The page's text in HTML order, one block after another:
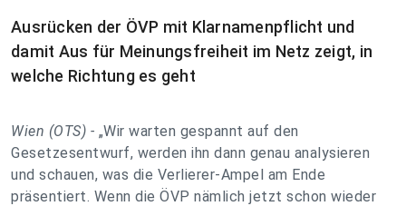
Ausrücken der ÖVP mit Klarnamenpflicht und
damit Aus für Meinungsfreiheit im Netz zeigt, in
welche Richtung es geht
Wien (OTS) - „Wir warten gespannt auf den
Gesetzesentwurf, werden ihn dann genau analysieren
und schauen, was die Verlierer-Ampel am Ende
präsentiert. Wenn die ÖVP nämlich jetzt schon wieder